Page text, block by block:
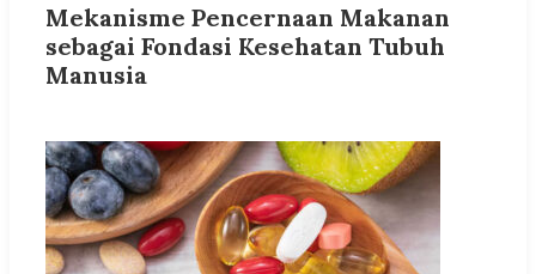
Mekanisme Pencernaan Makanan
sebagai Fondasi Kesehatan Tubuh
Manusia